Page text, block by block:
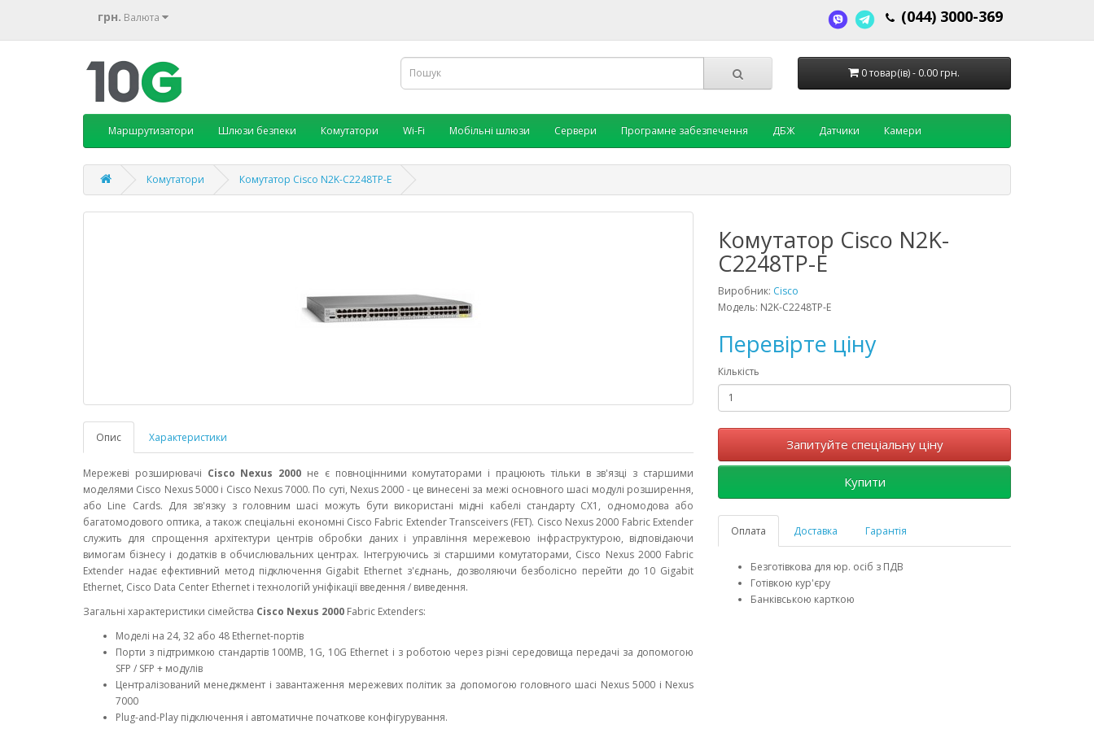
грн. Валюта (044) 3000-369
0 товар(ів) - 0.00 грн.
Маршрутизатори Шлюзи безпеки Комутатори Wi-Fi Мобільні шлюзи Сервери Програмне забезпечення ДБЖ Датчики Камери
Комутатори Комутатор Cisco N2K-C2248TP-E
Опис Характеристики
Мережеві розширювачі Cisco Nexus 2000 не є повноцінними комутаторами і працюють тільки в зв'язці з старшими
моделями Cisco Nexus 5000 і Cisco Nexus 7000. По суті, Nexus 2000 - це винесені за межі основного шасі модулі розширення,
або Line Cards. Для зв'язку з головним шасі можуть бути використані мідні кабелі стандарту CX1, одномодова або
багатомодового оптика, а також спеціальні економні Cisco Fabric Extender Transceivers (FET). Cisco Nexus 2000 Fabric Extender
служить для спрощення архітектури центрів обробки даних і управління мережевою інфраструктурою, відповідаючи
вимогам бізнесу і додатків в обчислювальних центрах. Інтегруючись зі старшими комутаторами, Cisco Nexus 2000 Fabric
Extender надає ефективний метод підключення Gigabit Ethernet з'єднань, дозволяючи безболісно перейти до 10 Gigabit
Ethernet, Cisco Data Center Ethernet і технологій уніфікації введення / виведення.
Загальні характеристики сімейства Cisco Nexus 2000 Fabric Extenders:
Моделі на 24, 32 або 48 Ethernet-портів
Порти з підтримкою стандартів 100MB, 1G, 10G Ethernet і з роботою через різні середовища передачі за допомогою
SFP / SFP + модулів
Централізований менеджмент і завантаження мережевих політик за допомогою головного шасі Nexus 5000 і Nexus
7000
Plug-and-Play підключення і автоматичне початкове конфігурування.
Комутатор Cisco N2K-
C2248TP-E
Виробник: Cisco
Модель: N2K-C2248TP-E
Перевірте ціну
Кількість
Запитуйте спеціальну ціну
Купити
Оплата Доставка Гарантія
Безготівкова для юр. осіб з ПДВ
Готівкою кур'єру
Банківською карткою